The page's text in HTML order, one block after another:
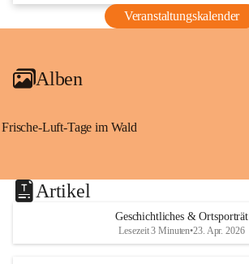
Veranstaltungskalender
Alben
Frische-Luft-Tage im Wald
Artikel
Geschichtliches & Ortsporträt
Lesezeit 3 Minuten•23. Apr. 2026